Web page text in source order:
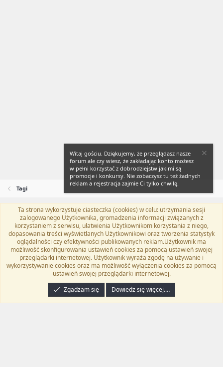
Tagi
Flat Awesome + (Parent DO NOT EDIT)
Polski (PL)
Kontakt
Regulamin Polityka prywatności Pomoc
TwitterKontakt
RSS
Community platform by XenForo® © 2010-2024 XenForo Ltd.
programyzadarmo.net.pl . | Xenforo Add-ons
Email Check by MPM.PM
Witaj gościu. Dziękujemy, że przeglądasz nasze
forum ale czy wiesz, że zakładając konto możesz
w pełni korzystać z dobrodziejstw jakimi są
promocje i konkursy. Nie zobaczysz tu też żadnych
reklam a rejestracja zajmie Ci tylko chwilę.
Ta strona wykorzystuje ciasteczka (cookies) w celu: utrzymania sesji
zalogowanego Użytkownika, gromadzenia informacji związanych z
korzystaniem z serwisu, ułatwienia Użytkownikom korzystania z niego,
dopasowania treści wyświetlanych Użytkownikowi oraz tworzenia statystyk
oglądalności czy efektywności publikowanych reklam.Użytkownik ma
możliwość skonfigurowania ustawień cookies za pomocą ustawień swojej
przeglądarki internetowej. Użytkownik wyraża zgodę na używanie i
wykorzystywanie cookies oraz ma możliwość wyłączenia cookies za pomocą
ustawień swojej przeglądarki internetowej.
Zgadzam się
Dowiedz się więcej.…